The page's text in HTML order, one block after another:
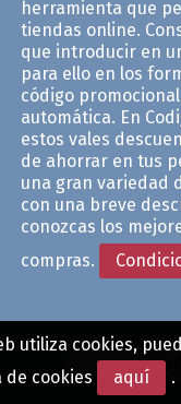
herramienta que
tiendas online.
que introducir en
para ello en los
código
automática. En
estos vales
de ahorrar en tus
una gran variedad
con una breve
conozcas los
compras.
utiliza cookies,
cookies
aquí .